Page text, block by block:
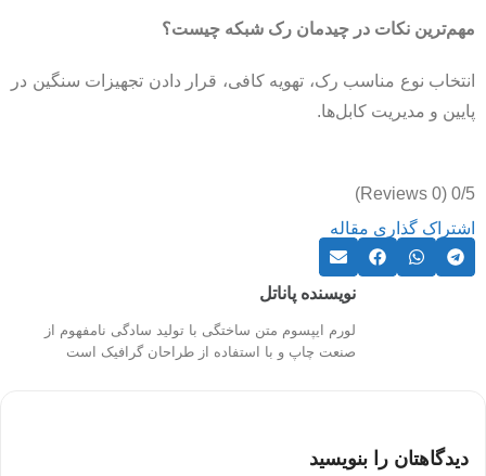
مهم‌ترین نکات در چیدمان رک شبکه چیست؟
انتخاب نوع مناسب رک، تهویه کافی، قرار دادن تجهیزات سنگین در
پایین و مدیریت کابل‌ها.
0/5
(0 Reviews)
اشتراک گذاری مقاله
نویسنده پاناتل
لورم ایپسوم متن ساختگی با تولید سادگی نامفهوم از
صنعت چاپ و با استفاده از طراحان گرافیک است
دیدگاهتان را بنویسید